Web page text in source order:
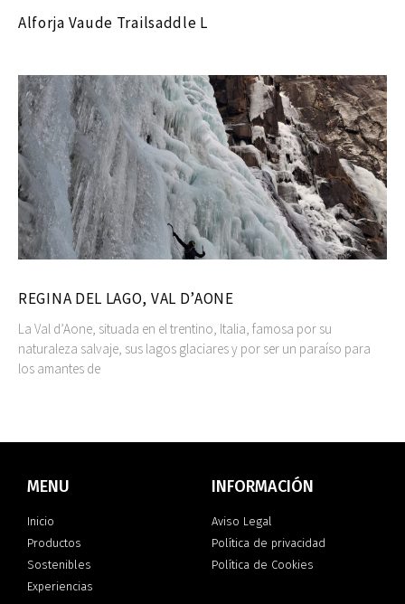
Alforja Vaude Trailsaddle L
REGINA DEL LAGO, VAL D’AONE
La Val d’Aone, situada en el trentino, Italia, famosa por su
naturaleza salvaje, sus lagos glaciares y por ser un paraíso para
los amantes de
MENU
Inicio
Productos
Sostenibles
Experiencias
INFORMACIÓN
Aviso Legal
Política de privacidad
Política de Cookies